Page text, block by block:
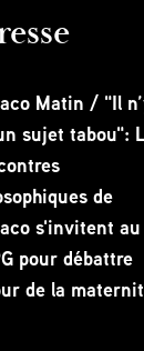
Matin / "Il
sujet tabou":
de
s'invitent au
pour débattre
de la